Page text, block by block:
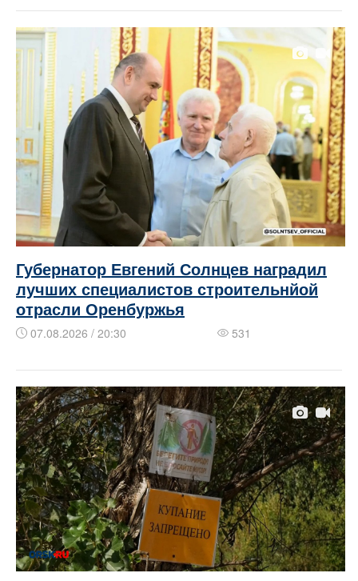
Губернатор Евгений Солнцев наградил
лучших специалистов строительнйой
отрасли Оренбуржья
07.08.2026 / 20:30 531